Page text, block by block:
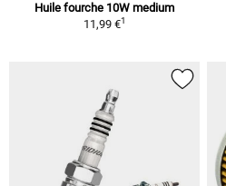
Huile fourche 10W medium
11,99 €1